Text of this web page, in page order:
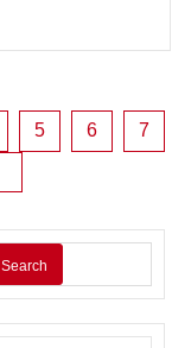
5 6 7
Search